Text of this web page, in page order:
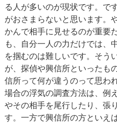
る人が多いのが現状です。で
がおさまらないと思います。
かんで相手に見せるのが重要
も、自分一人の力だけでは、
を掴むのは難しいです。そう
が、探偵や興信所といったも
信所って何が違うのって思わ
場合の浮気の調査方法は、例
やその相手を尾行したり、張
す。一方で興信所の方といえ